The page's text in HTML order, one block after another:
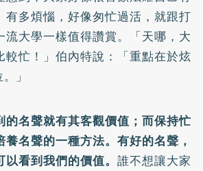
有多煩惱，好像匆忙過活，就跟打
流大學一樣值得讚賞。「天哪，大
較忙！」伯內特說：「重點在於炫
」
的名聲就有其客觀價值；而保持忙
名聲的一種方法。有好的名聲，
看到我們的價值。 誰不想讓大家